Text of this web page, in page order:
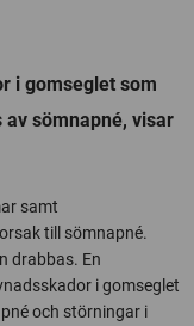
i gomseglet som
sömnapné, visar
samt
till sömnapné.
drabbas. En
i gomseglet
och störningar i